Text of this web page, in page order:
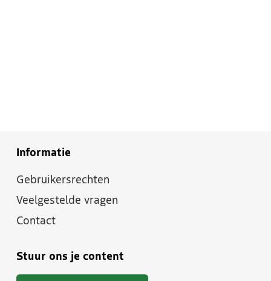
Informatie
Gebruikersrechten
Veelgestelde vragen
Contact
Stuur ons je content